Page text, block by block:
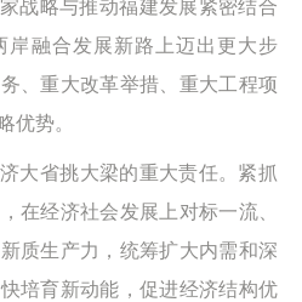
战略与推动福建发展紧密结合
岸融合发展新路上迈出更大步
、重大改革举措、重大工程项
优势。
大省挑大梁的重大责任。紧抓
在经济社会发展上对标一流、
质生产力，统筹扩大内需和深
培育新动能，促进经济结构优